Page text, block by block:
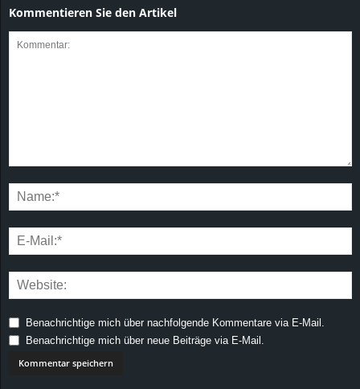
Kommentieren Sie den Artikel
Benachrichtige mich über nachfolgende Kommentare via E-Mail.
Benachrichtige mich über neue Beiträge via E-Mail.